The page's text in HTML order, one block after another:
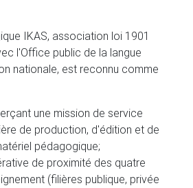
IKAS, association loi 1901
l'Office public de la langue
nationale, est reconnu comme
une mission de service
de production, d'édition et de
pédagogique;
de proximité des quatre
(filières publique, privée